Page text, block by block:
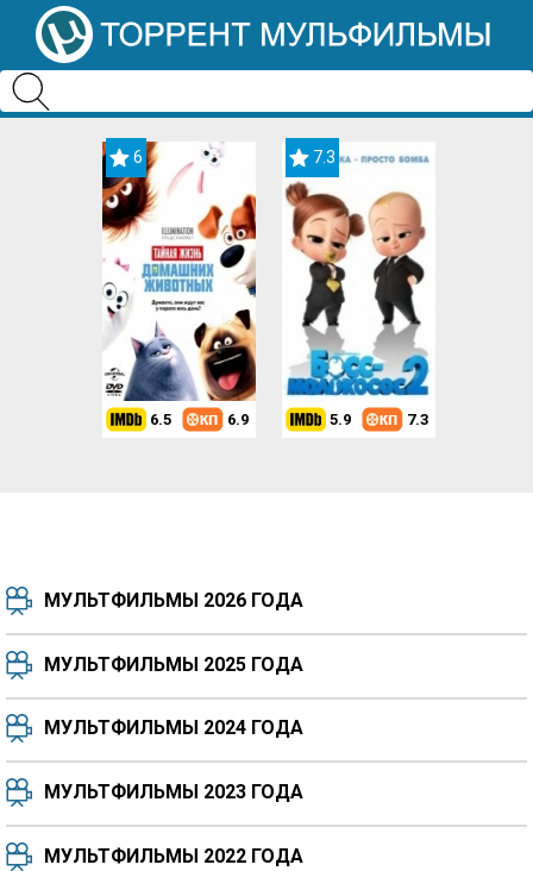
6
6.5 6.9
7.3
5.9 7.3
7.5 8.3
8.3 8.2
МУЛЬТФИЛЬМЫ 2026 ГОДА
МУЛЬТФИЛЬМЫ 2025 ГОДА
МУЛЬТФИЛЬМЫ 2024 ГОДА
МУЛЬТФИЛЬМЫ 2023 ГОДА
МУЛЬТФИЛЬМЫ 2022 ГОДА